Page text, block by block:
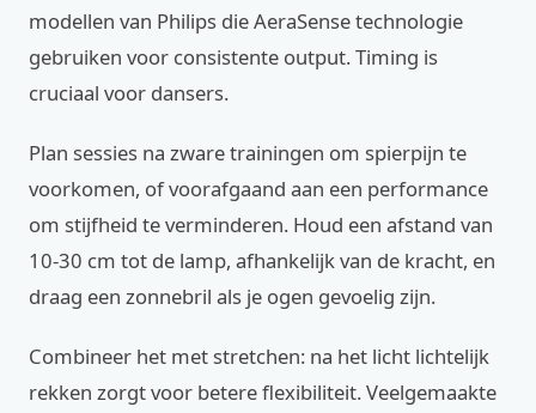
modellen van Philips die AeraSense technologie
gebruiken voor consistente output. Timing is
cruciaal voor dansers.
Plan sessies na zware trainingen om spierpijn te
voorkomen, of voorafgaand aan een performance
om stijfheid te verminderen. Houd een afstand van
10-30 cm tot de lamp, afhankelijk van de kracht, en
draag een zonnebril als je ogen gevoelig zijn.
Combineer het met stretchen: na het licht lichtelijk
rekken zorgt voor betere flexibiliteit. Veelgemaakte